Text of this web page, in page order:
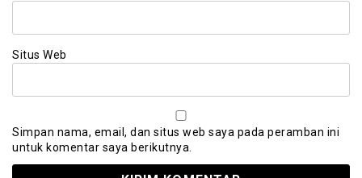
Situs Web
Simpan nama, email, dan situs web saya pada peramban ini
untuk komentar saya berikutnya.